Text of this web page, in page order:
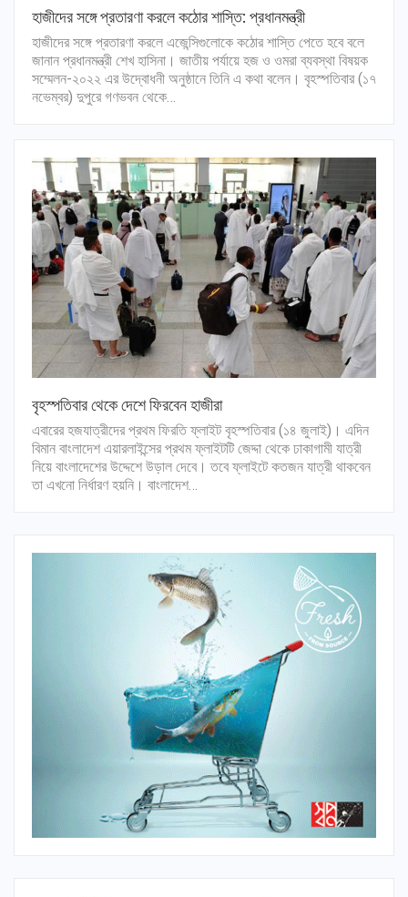
হাজীদের সঙ্গে প্রতারণা করলে কঠোর শাস্তি: প্রধানমন্ত্রী
হাজীদের সঙ্গে প্রতারণা করলে এজেন্সিগুলোকে কঠোর শাস্তি পেতে হবে বলে
জানান প্রধানমন্ত্রী শেখ হাসিনা। জাতীয় পর্যায়ে হজ ও ওমরা ব্যবস্থা বিষয়ক
সম্মেলন-২০২২ এর উদ্বোধনী অনুষ্ঠানে তিনি এ কথা বলেন। বৃহস্পতিবার (১৭
নভেম্বর) দুপুরে গণভবন থেকে…
বৃহস্পতিবার থেকে দেশে ফিরবেন হাজীরা
এবারের হজযাত্রীদের প্রথম ফিরতি ফ্লাইট বৃহস্পতিবার (১৪ জুলাই)। এদিন
বিমান বাংলাদেশ এয়ারলাইন্সের প্রথম ফ্লাইটটি জেদ্দা থেকে ঢাকাগামী যাত্রী
নিয়ে বাংলাদেশের উদ্দেশে উড়াল দেবে। তবে ফ্লাইটে কতজন যাত্রী থাকবেন
তা এখনো নির্ধারণ হয়নি। বাংলাদেশ…